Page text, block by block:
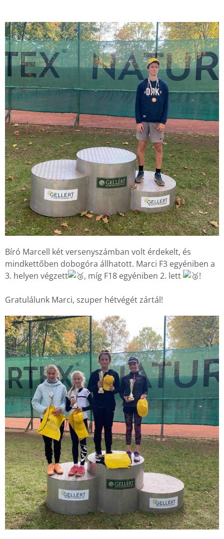
Bíró Marcell két versenyszámban volt érdekelt, és
mindkettőben dobogóra állhatott. Marci F3 egyéniben a
3. helyen végzett
, míg F18 egyéniben 2. lett !
Gratulálunk Marci, szuper hétvégét zártál!